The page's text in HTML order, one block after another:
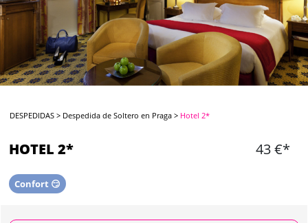
DESPEDIDAS > Despedida de Soltero en Praga > Hotel 2*
HOTEL 2* 43 €*
Confort 😏